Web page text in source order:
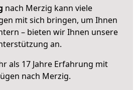
nach Merzig kann viele
mit sich bringen, um Ihnen
– bieten wir Ihnen unsere
an.
als 17 Jahre Erfahrung mit
nach Merzig.